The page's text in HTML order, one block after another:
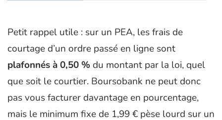
Petit rappel utile : sur un PEA, les frais de
courtage d’un ordre passé en ligne sont
plafonnés à 0,50 % du montant par la loi, quel
que soit le courtier. Boursobank ne peut donc
pas vous facturer davantage en pourcentage,
mais le minimum fixe de 1,99 € pèse lourd sur un